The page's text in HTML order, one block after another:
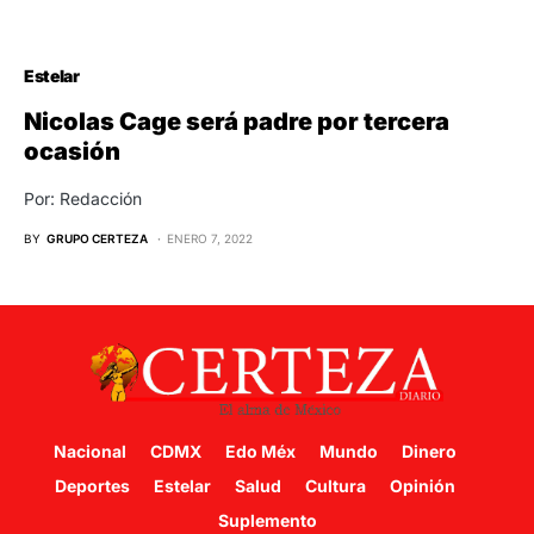
Estelar
Nicolas Cage será padre por tercera
ocasión
Por: Redacción
BY GRUPO CERTEZA ENERO 7, 2022
Nacional CDMX Edo Méx Mundo
Dinero
Deportes
Estelar Salud Cultura
Opinión
Suplemento